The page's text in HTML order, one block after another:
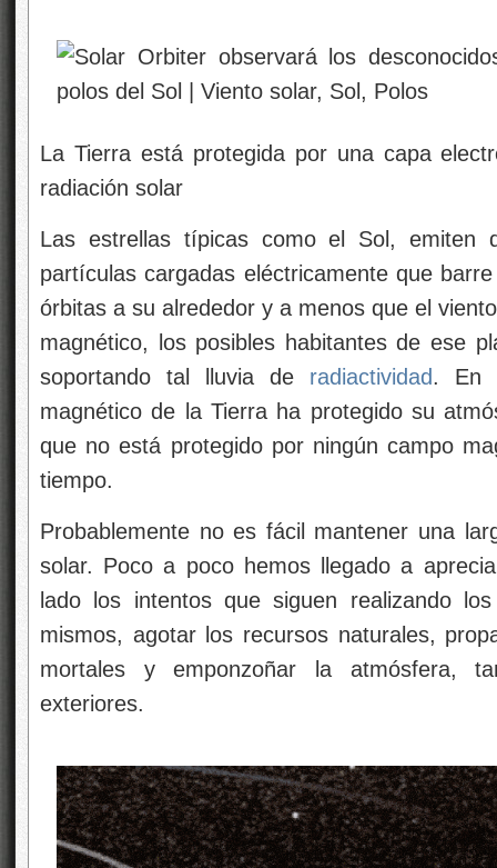
La Tierra está protegida por una capa
radiación solar
Las estrellas típicas como el Sol, emiten
partículas cargadas eléctricamente que
órbitas a su alrededor y a menos que el
magnético, los posibles habitantes de ese
soportando tal lluvia de radiactividad. En
magnético de la Tierra ha protegido su
que no está protegido por ningún campo
tiempo.
Probablemente no es fácil mantener una
solar. Poco a poco hemos llegado a
lado los intentos que siguen realizando
mismos, agotar los recursos naturales,
mortales y emponzoñar la atmósfera,
exteriores.